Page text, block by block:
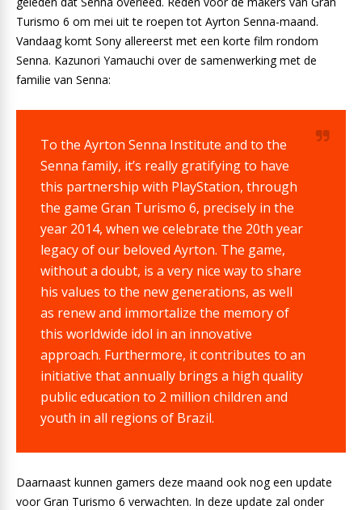
Turismo 6 om mei uit te roepen tot Ayrton Senna-maand.
Vandaag komt Sony allereerst met een korte film rondom
Senna. Kazunori Yamauchi over de samenwerking met de
familie van Senna:
To the Ayrton Senna Institute and to the
Senna family, it’s really gratifying to have
this partnership with PlayStation, through
the game Gran Turismo 6, precisely in the
year 2014, when we celebrate the 20th year
legacy of our beloved Ayrton. The game,
without a doubt, is a very nice way to share
his values to the new generations, as well
as renew and immortalize the memory of
this worldwide idol in an innovative
approach. Furthermore, it contributes to an
initiative that annually brings a high quality
public education to 2 million children and
youth in all regions of Brazil.
Daarnaast kunnen gamers deze maand ook nog een update
voor Gran Turismo 6 verwachten. In deze update zal onder